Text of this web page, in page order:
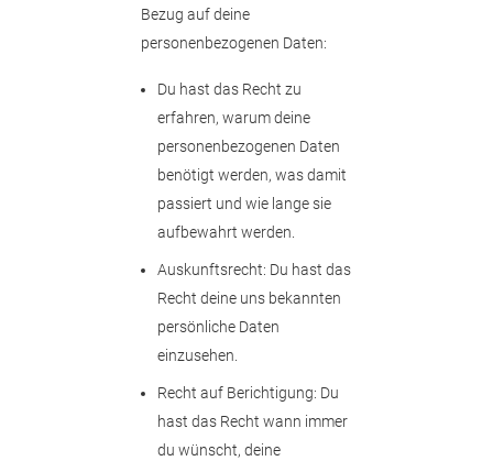
Bezug auf deine
personenbezogenen Daten:
Du hast das Recht zu
erfahren, warum deine
personenbezogenen Daten
benötigt werden, was damit
passiert und wie lange sie
aufbewahrt werden.
Auskunftsrecht: Du hast das
Recht deine uns bekannten
persönliche Daten
einzusehen.
Recht auf Berichtigung: Du
hast das Recht wann immer
du wünscht, deine